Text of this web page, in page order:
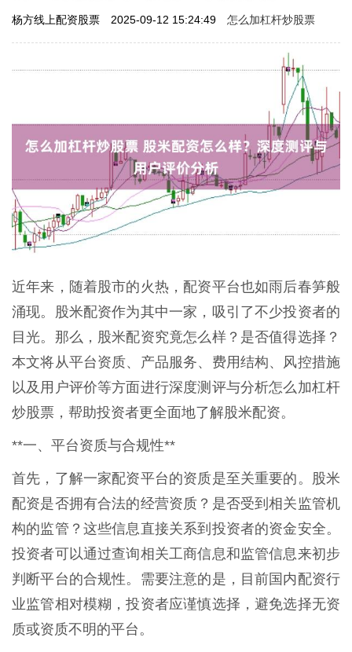
杨方线上配资股票 2025-09-12 15:24:49 怎么加杠杆炒股票
近年来，随着股市的火热，配资平台也如雨后春笋般
涌现。股米配资作为其中一家，吸引了不少投资者的
目光。那么，股米配资究竟怎么样？是否值得选择？
本文将从平台资质、产品服务、费用结构、风控措施
以及用户评价等方面进行深度测评与分析怎么加杠杆
炒股票，帮助投资者更全面地了解股米配资。
**一、平台资质与合规性**
首先，了解一家配资平台的资质是至关重要的。股米
配资是否拥有合法的经营资质？是否受到相关监管机
构的监管？这些信息直接关系到投资者的资金安全。
投资者可以通过查询相关工商信息和监管信息来初步
判断平台的合规性。需要注意的是，目前国内配资行
业监管相对模糊，投资者应谨慎选择，避免选择无资
质或资质不明的平台。